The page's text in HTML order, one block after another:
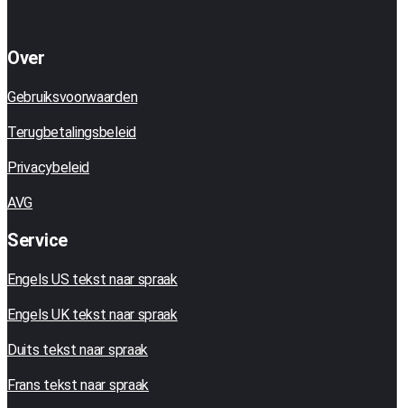
Over
Gebruiksvoorwaarden
Terugbetalingsbeleid
Privacybeleid
AVG
Service
Engels US tekst naar spraak
Engels UK tekst naar spraak
Duits tekst naar spraak
Frans tekst naar spraak